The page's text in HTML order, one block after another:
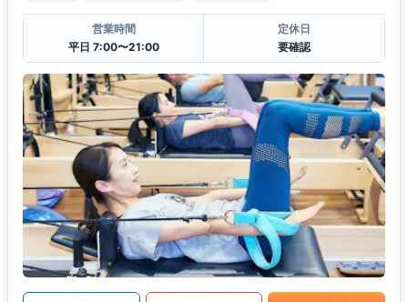
営業時間
平日 7:00〜21:00
定休日
要確認